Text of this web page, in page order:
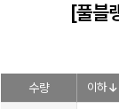
[풀블
수량 이하